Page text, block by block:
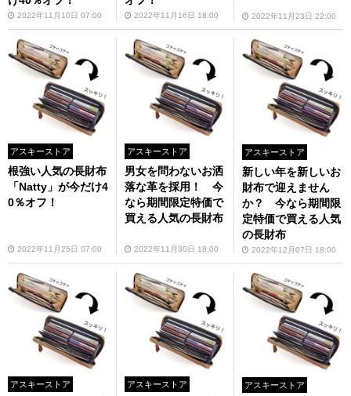
2022年11月10日 07:00 2022年11月16日 18:00 2022年11月23日 22:00
アスキーストア
根強い人気の長財布
「Natty」が今だけ4
0％オフ！
2022年11月25日 07:00
アスキーストア
男女を問わないお洒
落な革を採用！ 今
なら期間限定特価で
買える人気の長財布
2022年11月30日 18:00
アスキーストア
新しい年を新しいお
財布で迎えません
か？ 今なら期間限
定特価で買える人気
の長財布
2022年12月07日 18:00
アスキーストア アスキーストア アスキーストア